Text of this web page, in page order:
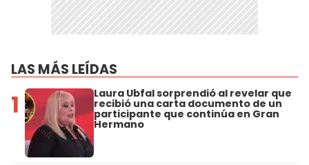
LAS MÁS LEÍDAS
1 Laura Ubfal sorprendió al revelar que
recibió una carta documento de un
participante que continúa en Gran
Hermano